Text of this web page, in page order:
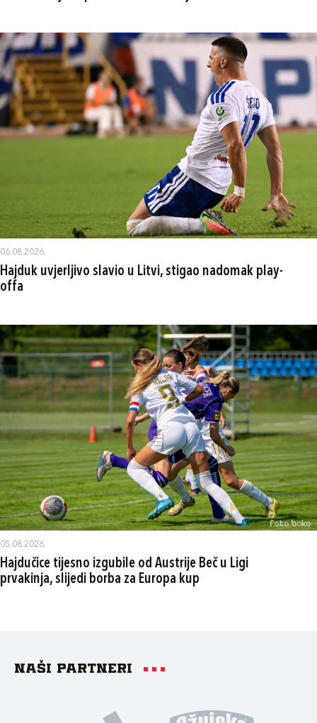
06.08.2026.
Hajduk uvjerljivo slavio u Litvi, stigao nadomak play-
offa
05.08.2026.
Hajdučice tijesno izgubile od Austrije Beč u Ligi
prvakinja, slijedi borba za Europa kup
Naši partneri